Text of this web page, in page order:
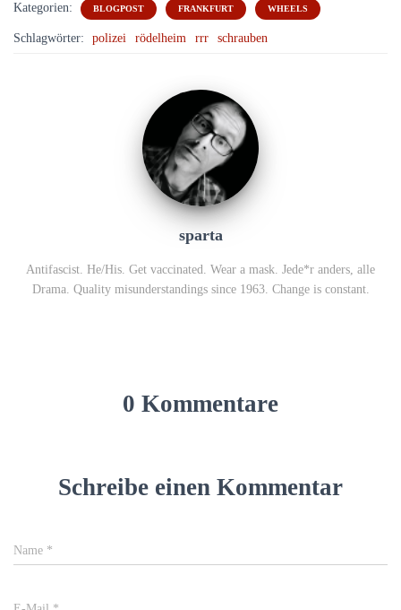
Kategorien: BLOGPOST FRANKFURT WHEELS
Schlagwörter: polizei rödelheim rrr schrauben
sparta
Antifascist. He/His. Get vaccinated. Wear a mask. Jede*r anders, alle
Drama. Quality misunderstandings since 1963. Change is constant.
0 Kommentare
Schreibe einen Kommentar
Name *